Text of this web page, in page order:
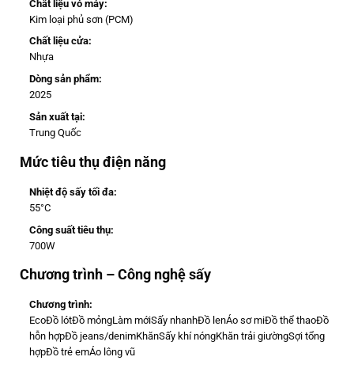
Chất liệu vỏ máy:
Kim loại phủ sơn (PCM)
Chất liệu cửa:
Nhựa
Dòng sản phẩm:
2025
Sản xuất tại:
Trung Quốc
Mức tiêu thụ điện năng
Nhiệt độ sấy tối đa:
55°C
Công suất tiêu thụ:
700W
Chương trình – Công nghệ sấy
Chương trình:
EcoĐồ lótĐồ mỏngLàm mớiSấy nhanhĐồ lenÁo sơ miĐồ thể thaoĐồ
hỗn hợpĐồ jeans/denimKhănSấy khí nóngKhăn trải giườngSợi tổng
hợpĐồ trẻ emÁo lông vũ